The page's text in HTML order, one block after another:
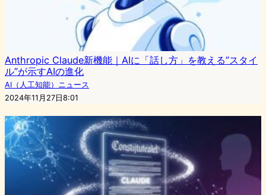
Anthropic Claude新機能｜AIに「話し方」を教える”スタイ
ル”が示すAIの進化
AI（人工知能）ニュース
2024年11月27日8:01